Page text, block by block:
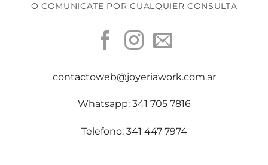
O COMUNICATE POR CUALQUIER CONSULTA
contactoweb@joyeriawork.com.ar
Whatsapp: 341 705 7816
Telefono: 341 447 7974